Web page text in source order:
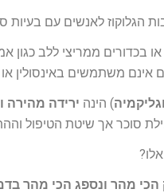
הגלוקוז לאנשים עם בעיות
בכדורים ממריצי ללב כגון
משתמשים באינסולין
) הינה ירידה מהירה
הכי מהר ונספג הכי מהר